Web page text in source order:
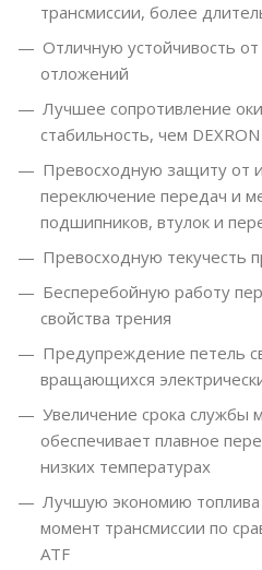
трансмиссии, более
Отличную устойчивость
отложений
Лучшее сопротивление
стабильность, чем
Превосходную защиту от
переключение передач и
подшипников, втулок и
Превосходную текучесть
Бесперебойную работу
свойства трения
Предупреждение петель
вращающихся
Увеличение срока службы
обеспечивает плавное
низких температурах
Лучшую экономию
момент трансмиссии по
ATF